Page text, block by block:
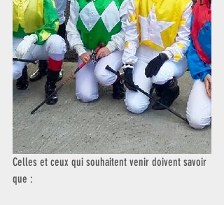
Celles et ceux qui souhaitent venir doivent savoir
que :